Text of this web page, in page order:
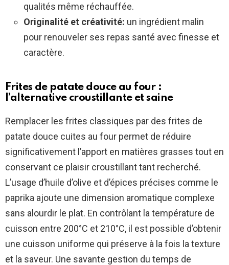
qualités même réchauffée.
Originalité et créativité: un ingrédient malin
pour renouveler ses repas santé avec finesse et
caractère.
Frites de patate douce au four :
l’alternative croustillante et saine
Remplacer les frites classiques par des frites de
patate douce cuites au four permet de réduire
significativement l’apport en matières grasses tout en
conservant ce plaisir croustillant tant recherché.
L’usage d’huile d’olive et d’épices précises comme le
paprika ajoute une dimension aromatique complexe
sans alourdir le plat. En contrôlant la température de
cuisson entre 200°C et 210°C, il est possible d’obtenir
une cuisson uniforme qui préserve à la fois la texture
et la saveur. Une savante gestion du temps de